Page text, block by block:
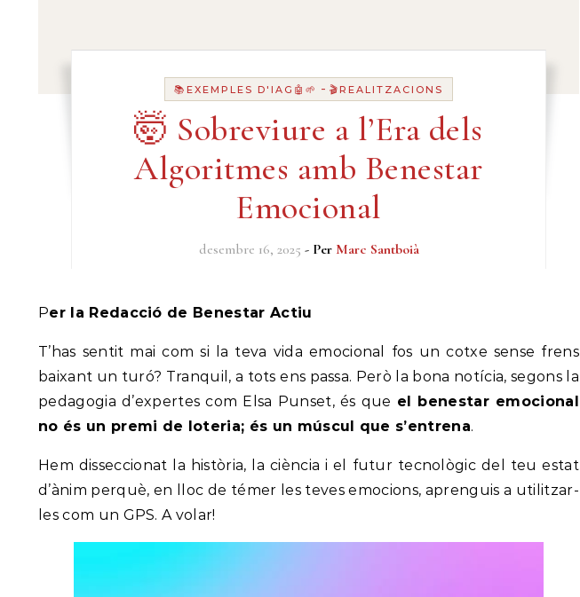
📚EXEMPLES D'IAG🤖🌱 - 🎬REALITZACIONS
🤯 Sobreviure a l’Era dels
Algoritmes amb Benestar
Emocional
desembre 16, 2025 - Per Marc Santboià
Per la Redacció de Benestar Actiu
T’has sentit mai com si la teva vida emocional fos un cotxe sense frens
baixant un turó? Tranquil, a tots ens passa. Però la bona notícia, segons la
pedagogia d’expertes com Elsa Punset, és que el benestar emocional
no és un premi de loteria; és un múscul que s’entrena.
Hem disseccionat la història, la ciència i el futur tecnològic del teu estat
d’ànim perquè, en lloc de témer les teves emocions, aprenguis a utilitzar-
les com un GPS. A volar!